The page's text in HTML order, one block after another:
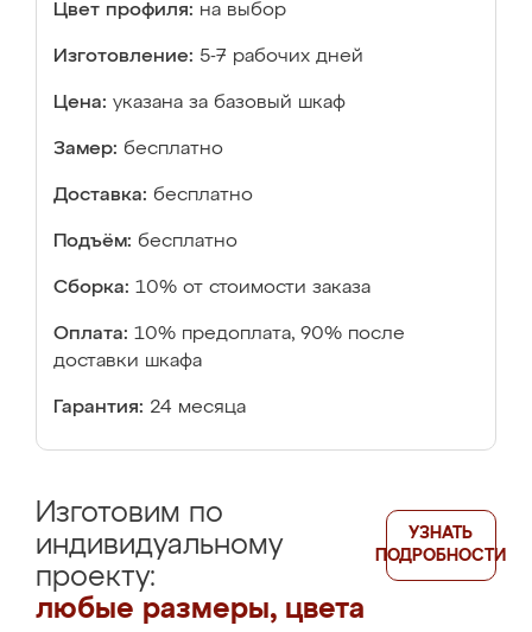
Цвет профиля: на выбор
Изготовление: 5-7 рабочих дней
Цена: указана за базовый шкаф
Замер: бесплатно
Доставка: бесплатно
Подъём: бесплатно
Сборка: 10% от стоимости заказа
Оплата: 10% предоплата, 90% после
доставки шкафа
Гарантия: 24 месяца
Изготовим по
индивидуальному
проекту:
любые размеры, цвета
УЗНАТЬ
ПОДРОБНОСТИ